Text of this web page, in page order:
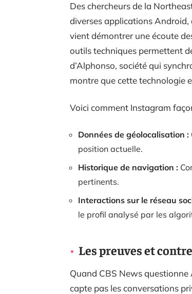
Des chercheurs de la
diverses applications Android,
vient démontrer une écoute
outils techniques permettent
d’Alphonso, société qui
montre que cette technologie
Voici comment Instagram
Données de géolocalisation :
position actuelle.
Historique de navigation :
pertinents.
Interactions sur le réseau
le profil analysé par les
Les preuves et
Quand CBS News
capte pas les conversations